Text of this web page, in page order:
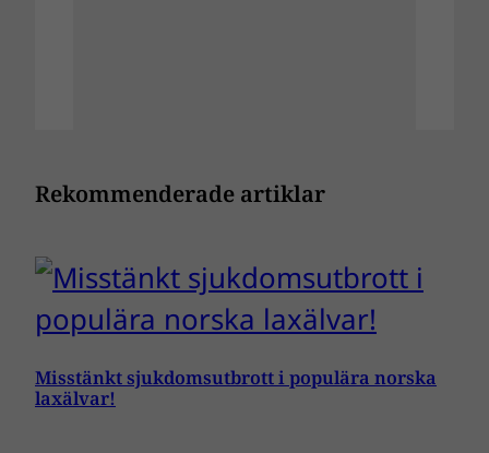
Rekommenderade artiklar
Misstänkt sjukdomsutbrott i populära norska
laxälvar!